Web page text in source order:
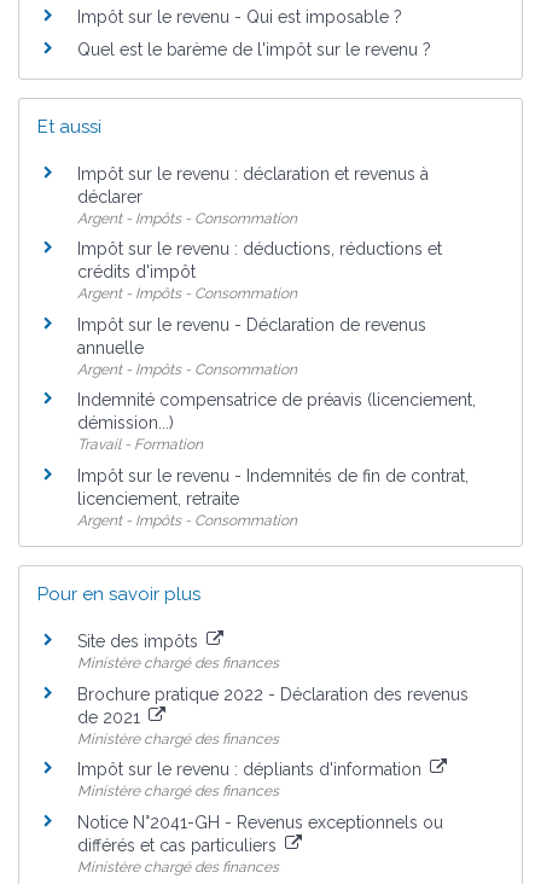
Impôt sur le revenu - Qui est imposable ?
Quel est le barème de l'impôt sur le revenu ?
Et aussi
Impôt sur le revenu : déclaration et revenus à
déclarer
Argent - Impôts - Consommation
Impôt sur le revenu : déductions, réductions et
crédits d'impôt
Argent - Impôts - Consommation
Impôt sur le revenu - Déclaration de revenus
annuelle
Argent - Impôts - Consommation
Indemnité compensatrice de préavis (licenciement,
démission...)
Travail - Formation
Impôt sur le revenu - Indemnités de fin de contrat,
licenciement, retraite
Argent - Impôts - Consommation
Pour en savoir plus
Site des impôts
Ministère chargé des finances
Brochure pratique 2022 - Déclaration des revenus
de 2021
Ministère chargé des finances
Impôt sur le revenu : dépliants d'information
Ministère chargé des finances
Notice N°2041-GH - Revenus exceptionnels ou
différés et cas particuliers
Ministère chargé des finances